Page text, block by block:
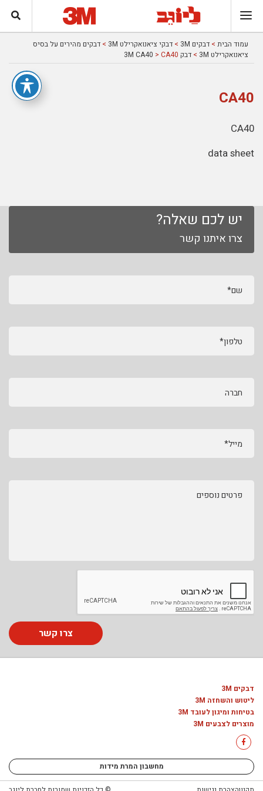
עמוד הבית > דבקים 3M > דבקי ציאנואקרילט 3M > דבקים מהירים על בסיס
ציאנואקרילט 3M
> דבק 3M CA40 > CA40
CA40
CA40
data sheet
יש לכם שאלה?
צרו איתנו קשר
שם*
טלפון*
חברה
מייל*
פרטים נוספים
צרו קשר
דבקים 3M
ליטוש והשחזה 3M
בטיחות ומיגון לעובד 3M
מוצרים לצבעים 3M
מחשבון המרת מידות